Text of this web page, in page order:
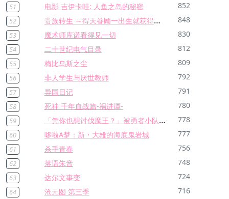
51 电影 吉伊卡哇: 人鱼之岛的秘密 852
52 贵族转生 ～得天眷顾一出生就获得最强力量～ 848
53 魔术师库诺看得见一切 830
54 二十世纪电气目录 812
55 梅比乌斯之尘 809
56 非人学生与厌世教师 792
57 异国日记 791
58 死神 千年血战篇-祸进谭- 780
59 「凭你也想讨伐魔王？」被勇者小队逐出队伍，只好在王都自在过活 778
60 哆啦A梦：新・大雄的海底鬼岩城 777
61 杀手青春 756
62 落语朱音 748
63 达尔文事变 724
64 沧元图 第三季 716